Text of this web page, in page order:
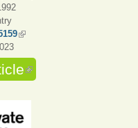
(link is external)
(link is external)